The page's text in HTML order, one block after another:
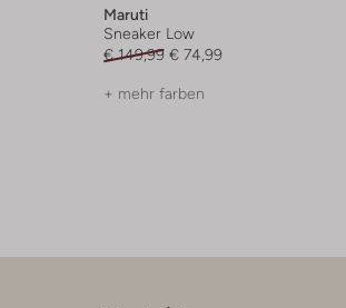
Maruti
Sneaker Low
€ 149,99 € 74,99
+ mehr farben